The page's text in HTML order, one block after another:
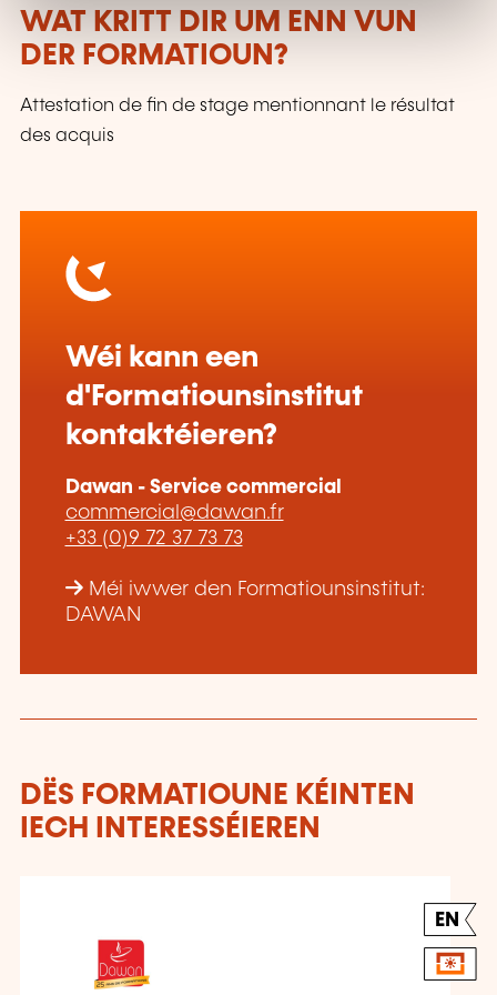
WAT KRITT DIR UM ENN VUN
DER FORMATIOUN?
Attestation de fin de stage mentionnant le résultat
des acquis
Wéi kann een
d'Formatiounsinstitut
kontaktéieren?
Dawan - Service commercial
commercial@dawan.fr
+33 (0)9 72 37 73 73
Méi iwwer den Formatiounsinstitut:
DAWAN
DËS FORMATIOUNE KÉINTEN
IECH INTERESSÉIEREN
EN